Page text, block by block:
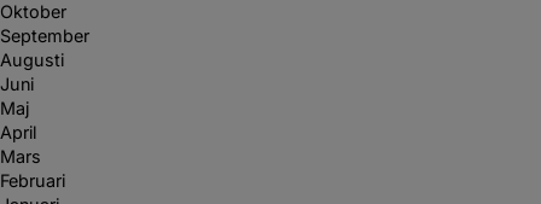
Oktober
September
Augusti
Juni
Maj
April
Mars
Februari